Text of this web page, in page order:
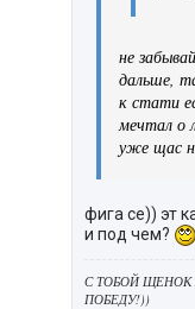
не
дальше,
к стати
мечтал о
уже щас
фига се)) эт
и под чем?
С ТОБОЙ ЩЕНОК
ПОБЕДУ!))